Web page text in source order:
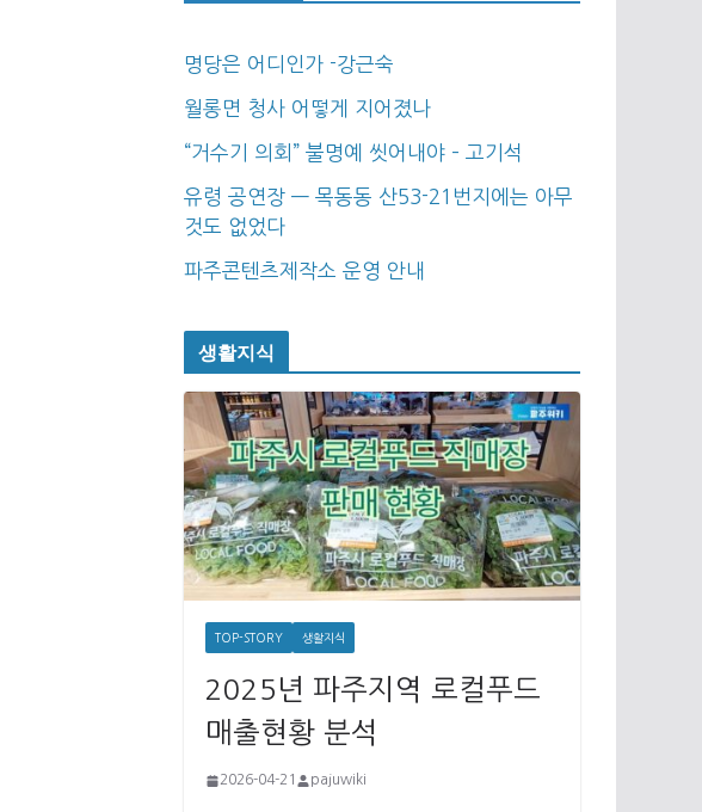
명당은 어디인가 -강근숙
월롱면 청사 어떻게 지어졌나
“거수기 의회” 불명예 씻어내야 – 고기석
유령 공연장 — 목동동 산53-21번지에는 아무
것도 없었다
파주콘텐츠제작소 운영 안내
생활지식
TOP-STORY 생활지식
2025년 파주지역 로컬푸드
매출현황 분석
2026-04-21 pajuwiki